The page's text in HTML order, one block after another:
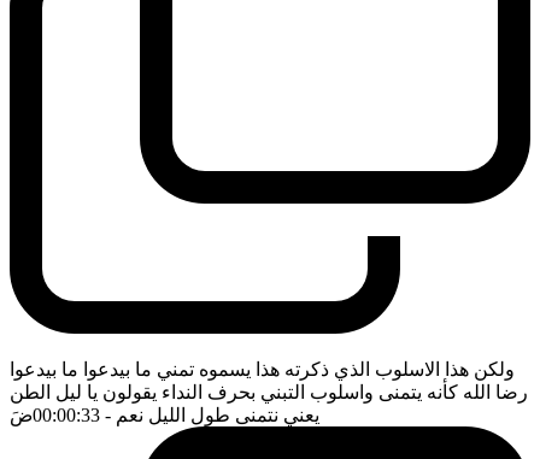
ولكن هذا الاسلوب الذي ذكرته هذا يسموه تمني ما بيدعوا ما بيدعوا
رضا الله كأنه يتمنى واسلوب التبني بحرف النداء يقولون يا ليل الطن
يعني نتمنى طول الليل نعم - 00:00:33 ضَ